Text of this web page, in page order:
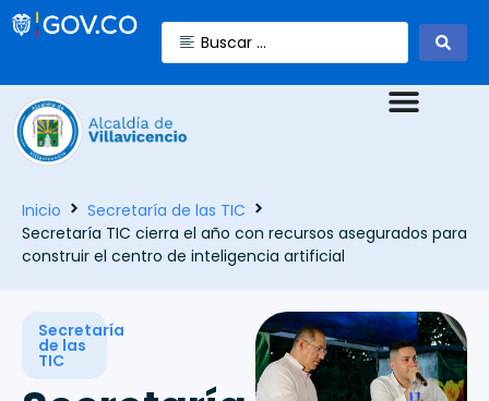
Inicio
Secretaría de las TIC
Secretaría TIC cierra el año con recursos asegurados para
construir el centro de inteligencia artificial
Secretaría
de las
TIC